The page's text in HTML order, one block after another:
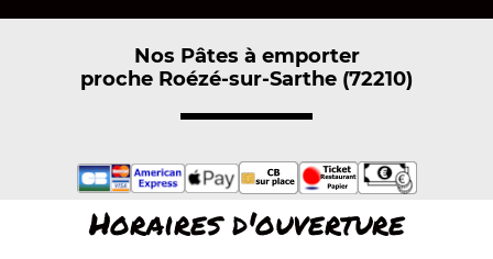
Nos Pâtes à emporter
proche Roézé-sur-Sarthe (72210)
Horaires d'ouverture